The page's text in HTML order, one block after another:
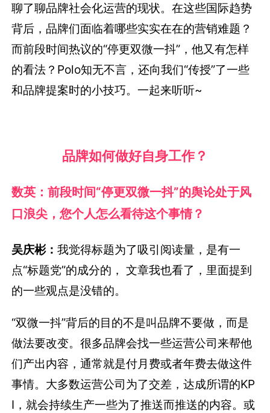
聊了聊品牌社会化运营的现状。在这些国际趋势
背后，品牌们面临着哪些实实在在的营销难题？
而前段时间热议的“停更双微一抖”，他又有怎样
的看法？Polo知无不言，还向我们“传授”了一些
和品牌提案时的小技巧。一起来听听~
品牌如何做好自身工作？
数英：前段时间“停更双微一抖”的舆论处于风
口浪尖，您个人怎么看待这个事情？
吴庆彬：我觉得标题为了吸引阅读量，是有一
点“标题党”的成分的， 文章我也看了，里面提到
的一些观点是没错的。
“双微一抖”背后的目的不是叫品牌不要做，而是
做法要改变。很多品牌会找一些运营公司来帮他
们产出内容，通常就是付月费或者年费去做这件
事情。大多数运营公司为了交差，达成所谓的KP
I，就会持续生产一些为了推送而推送的内容。或